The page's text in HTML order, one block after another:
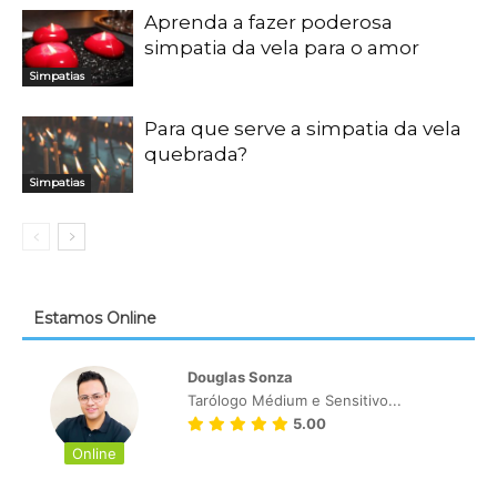
Simpatias
Aprenda a fazer poderosa
simpatia da vela para o amor
Simpatias
Para que serve a simpatia da vela
quebrada?
Estamos Online